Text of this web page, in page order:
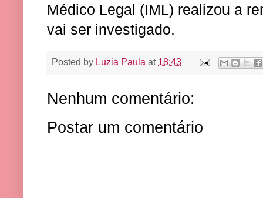
Médico Legal (IML) realizou a
vai ser investigado.
Posted by Luzia Paula at 18:43
Nenhum comentário:
Postar um comentário